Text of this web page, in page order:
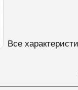
Все